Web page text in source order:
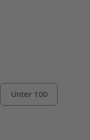
Unter 100